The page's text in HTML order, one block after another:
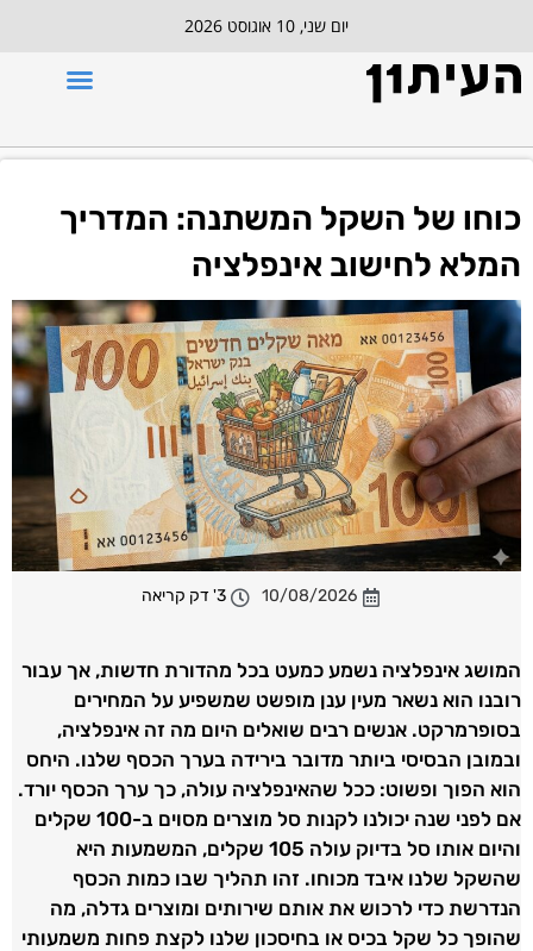
יום שני, 10 אוגוסט 2026
כוחו של השקל המשתנה: המדריך
המלא לחישוב אינפלציה
10/08/2026 3' דק קריאה
המושג אינפלציה נשמע כמעט בכל מהדורת חדשות, אך עבור
רובנו הוא נשאר מעין ענן מופשט שמשפיע על המחירים
בסופרמרקט. אנשים רבים שואלים היום מה זה אינפלציה,
ובמובן הבסיסי ביותר מדובר בירידה בערך הכסף שלנו. היחס
הוא הפוך ופשוט: ככל שהאינפלציה עולה, כך ערך הכסף יורד.
אם לפני שנה יכולנו לקנות סל מוצרים מסוים ב-100 שקלים
והיום אותו סל בדיוק עולה 105 שקלים, המשמעות היא
שהשקל שלנו איבד מכוחו. זהו תהליך שבו כמות הכסף
הנדרשת כדי לרכוש את אותם שירותים ומוצרים גדלה, מה
שהופך כל שקל בכיס או בחיסכון שלנו לקצת פחות משמעותי